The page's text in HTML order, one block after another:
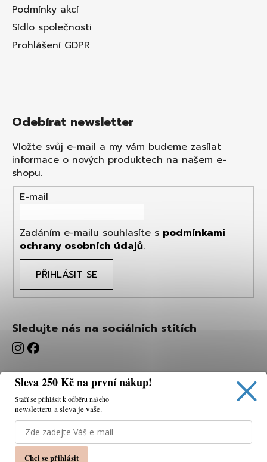
Používáme cookies, abychom vám umožnili pohodlné
prohlížení webu a díky analýze webu neustále zlepšovat
jeho funkce, výkon a použitelnost.
Podmínky akcí
Sídlo společnosti
Prohlášení GDPR
Odebírat newsletter
Vložte svůj e-mail a my vám budeme zasílat
informace o nových produktech na našem e-
shopu.
E-mail
Zadáním e-mailu souhlasíte s podmínkami
ochrany osobních údajů.
PŘIHLÁSIT SE
Sledujte nás na sociálních stítích
Sleva 250 Kč na první nákup!
Stačí se přihlásit k odběru našeho
newsletteru a sleva je vaše.
Chci se přihlásit